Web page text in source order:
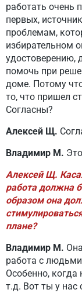
работать очень
первых,
проблемам,
избирательном
удостоверению,
помочь при
доме. Потому
то, что пришел
Согласны?
Алексей Щ.
Владимир М.
Алексей Щ.
работа должна
образом она
плане?
Владимир М.
работа с
Особенно,
т.д. Вот ты у